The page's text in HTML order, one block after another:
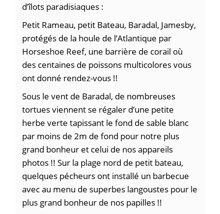
d’îlots paradisiaques :
Petit Rameau, petit Bateau, Baradal, Jamesby,
protégés de la houle de l’Atlantique par
Horseshoe Reef, une barrière de corail où
des centaines de poissons multicolores vous
ont donné rendez-vous !!
Sous le vent de Baradal, de nombreuses
tortues viennent se régaler d’une petite
herbe verte tapissant le fond de sable blanc
par moins de 2m de fond pour notre plus
grand bonheur et celui de nos appareils
photos !! Sur la plage nord de petit bateau,
quelques pécheurs ont installé un barbecue
avec au menu de superbes langoustes pour le
plus grand bonheur de nos papilles !!